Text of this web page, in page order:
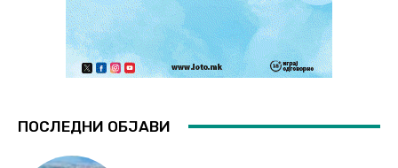
ПОСЛЕДНИ ОБЈАВИ